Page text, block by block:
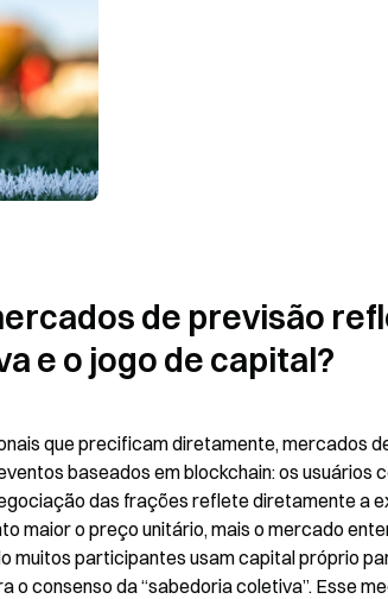
de previsão
e o jogo de capital?
que precificam diretamente, mercados
baseados em blockchain: os usuários
das frações reflete diretamente a
maior o preço unitário, mais o mercado
muitos participantes usam capital próprio
o consenso da “sabedoria coletiva”. Esse